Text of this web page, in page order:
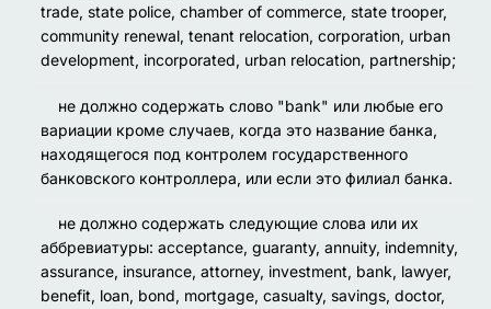
trade, state police, chamber of commerce, state trooper,
community renewal, tenant relocation, corporation, urban
development, incorporated, urban relocation, partnership;
не должно содержать слово "bank" или любые его
вариации кроме случаев, когда это название банка,
находящегося под контролем государственного
банковского контроллера, или если это филиал банка.
не должно содержать следующие слова или их
аббревиатуры: acceptance, guaranty, annuity, indemnity,
assurance, insurance, attorney, investment, bank, lawyer,
benefit, loan, bond, mortgage, casualty, savings, doctor,